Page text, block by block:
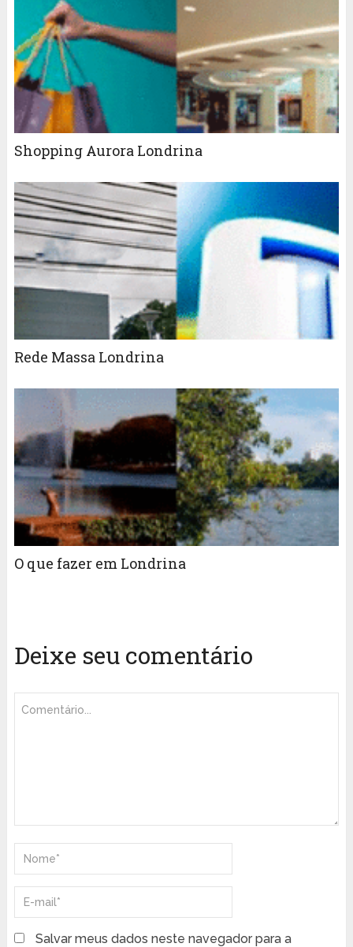
Shopping Aurora Londrina
Rede Massa Londrina
O que fazer em Londrina
Deixe seu comentário
Salvar meus dados neste navegador para a